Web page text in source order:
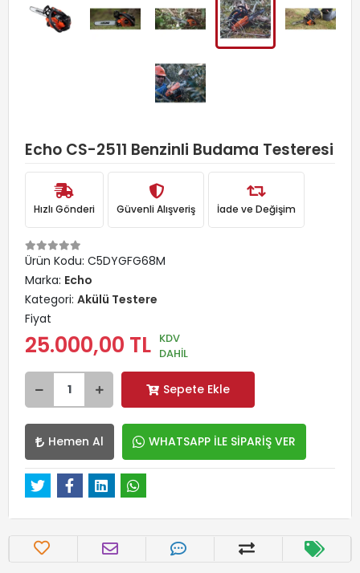
Echo CS-2511 Benzinli Budama Testeresi
Hızlı Gönderi Güvenli Alışveriş İade ve Değişim
Ürün Kodu: C5DYGFG68M
Marka: Echo
Kategori: Akülü Testere
Fiyat
25.000,00 TL KDV
DAHİL
Sepete Ekle
Hemen Al WHATSAPP İLE SİPARİŞ VER